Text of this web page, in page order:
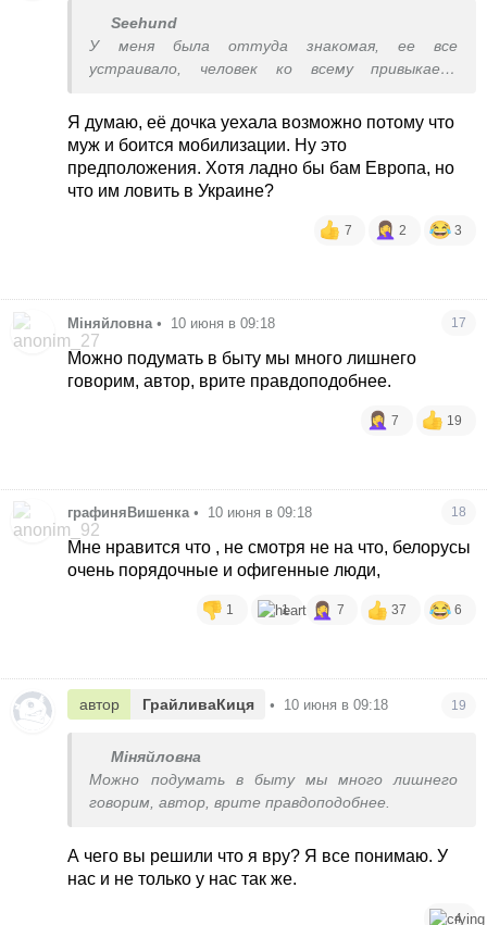
Seehund
У меня была оттуда знакомая, ее все
устраивало, человек ко всему привыкает,
Я думаю, её дочка уехала возможно потому что
муж и боится мобилизации. Ну это
предположения. Хотя ладно бы бам Европа, но
что им ловить в Украине?
7 2 3
Міняйловна • 10 июня в 09:18 17
Можно подумать в быту мы много лишнего
говорим, автор, врите правдоподобнее.
7 19
графиняВишенка • 10 июня в 09:18 18
Мне нравится что , не смотря не на что, белорусы
очень порядочные и офигенные люди,
1 1 7 37 6
автор ГрайливаКиця • 10 июня в 09:18 19
Міняйловна
Можно подумать в быту мы много лишнего
говорим, автор, врите правдоподобнее.
А чего вы решили что я вру? Я все понимаю. У
нас и не только у нас так же.
4